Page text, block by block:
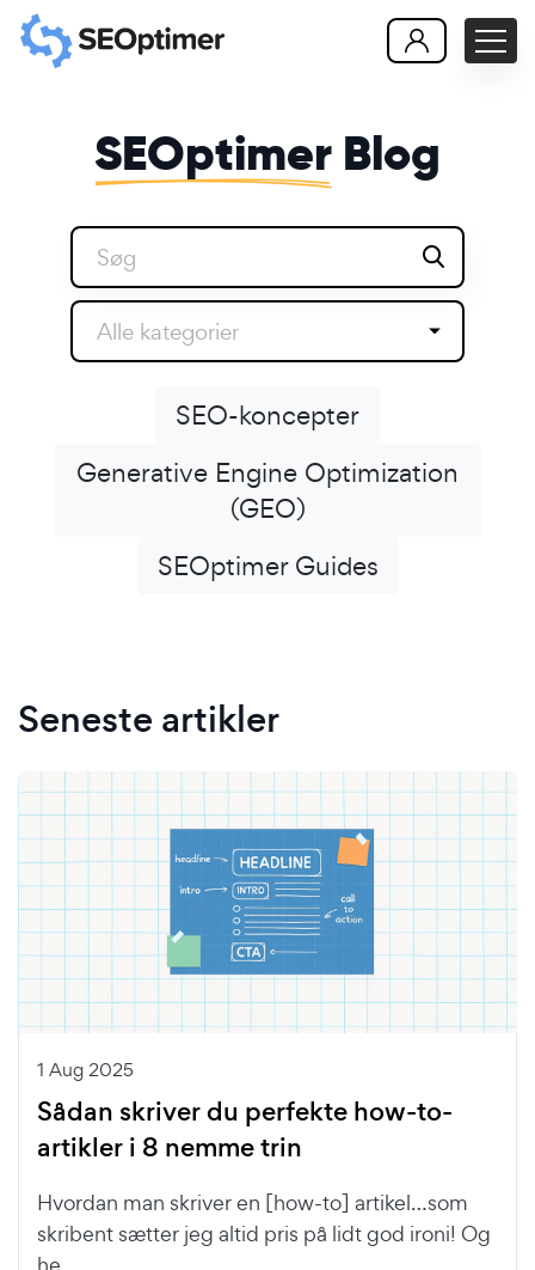
SEOptimer Blog
Alle kategorier
SEO-koncepter
Generative Engine Optimization
(GEO)
SEOptimer Guides
Seneste artikler
1 Aug 2025
Sådan skriver du perfekte how-to-
artikler i 8 nemme trin
Hvordan man skriver en [how-to] artikel…som
skribent sætter jeg altid pris på lidt god ironi! Og
he...